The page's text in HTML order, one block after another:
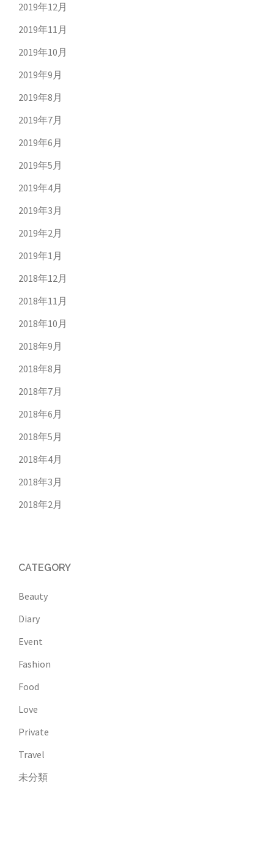
2019年12月
2019年11月
2019年10月
2019年9月
2019年8月
2019年7月
2019年6月
2019年5月
2019年4月
2019年3月
2019年2月
2019年1月
2018年12月
2018年11月
2018年10月
2018年9月
2018年8月
2018年7月
2018年6月
2018年5月
2018年4月
2018年3月
2018年2月
CATEGORY
Beauty
Diary
Event
Fashion
Food
Love
Private
Travel
未分類